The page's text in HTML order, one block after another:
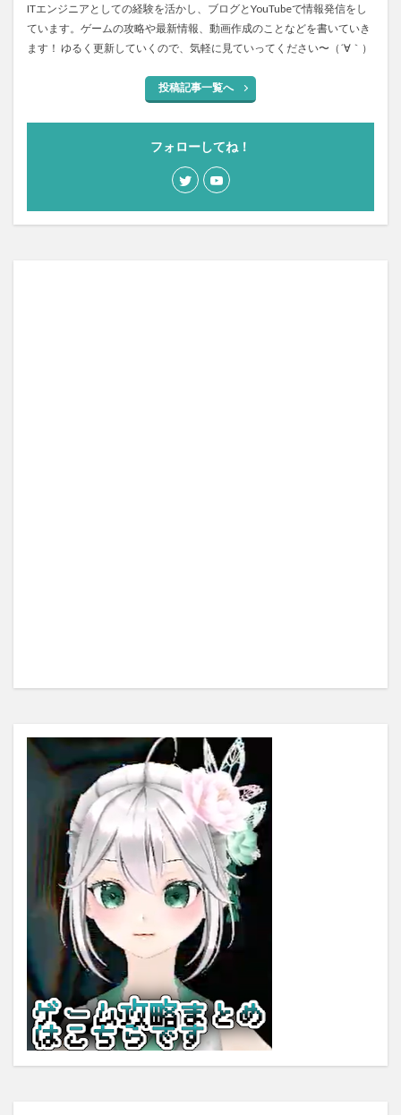
ITエンジニアとしての経験を活かし、ブログとYouTubeで情報発信をし
ています。ゲームの攻略や最新情報、動画作成のことなどを書いていき
ます！ ゆるく更新していくので、気軽に見ていってください〜（´∀｀）
投稿記事一覧へ
フォローしてね！